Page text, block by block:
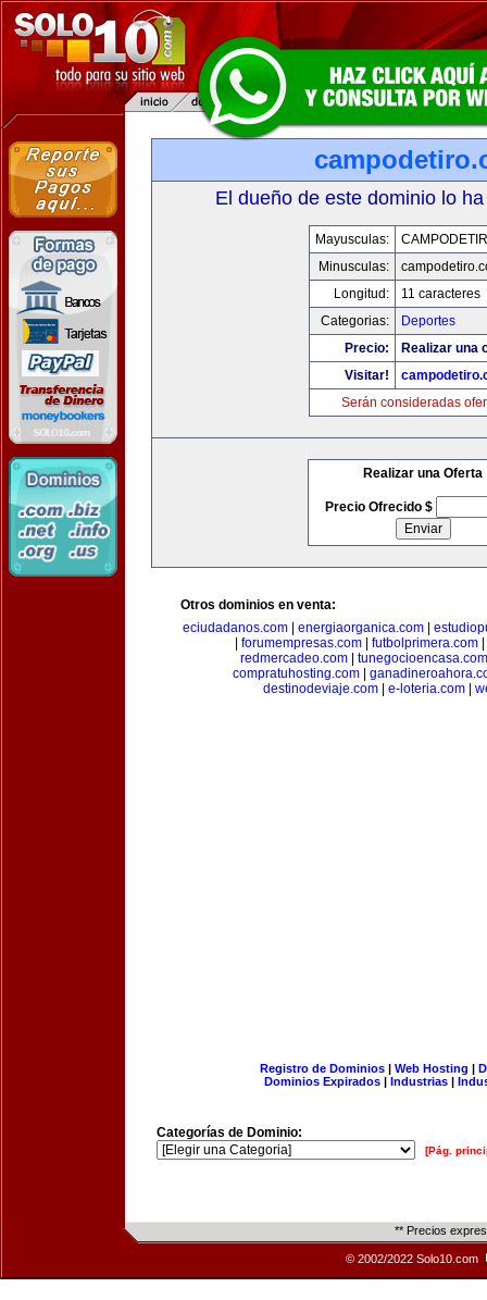
El dueño de este dominio lo
Mayusculas:
Minusculas:
Longitud:
11 caracteres
Categorias:
Deportes
Precio:
Realizar una
Visitar!
Serán consideradas
Realizar una Oferta
Precio Ofrecido $
Otros dominios en venta:
eciudadanos.com| energiaorganica.com|
forumempresas.com futbolprimera.com
redmercadeo.com| tunegocioencasa.com
compratuhosting.com|
destinodeviaje.com
e-loteria.com
Registro de Dominios| Web Hosting |
Dominios Expirados | Industrias |
Categorías de Dominio:
[Pág.
** Precios
© 2002/2022 Solo10.com